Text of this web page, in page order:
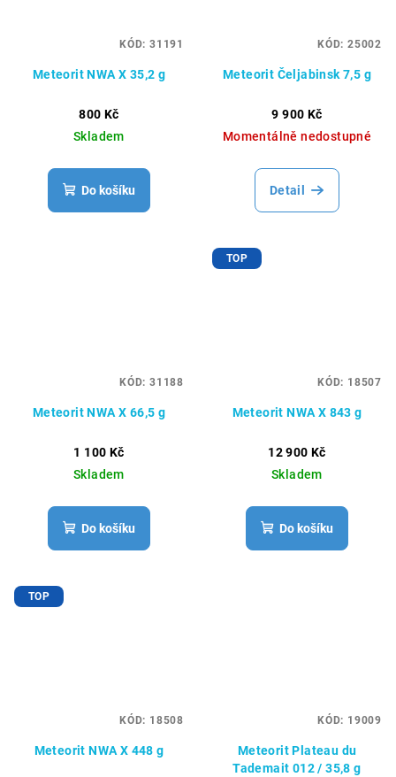
Meteorit NWA X 35,2 g
800 Kč
Skladem
Do košíku
KÓD:31191
Meteorit Čeljabinsk 7,5 g
9 900 Kč
Momentálně nedostupné
Detail
KÓD:25002
Meteorit NWA X 66,5 g
1 100 Kč
Skladem
Do košíku
KÓD:31188
TOP
Meteorit NWA X 843 g
12 900 Kč
Skladem
Do košíku
KÓD: 18507
TOP
Meteorit NWA X 448 g
KÓD: 18508
Meteorit Plateau du
Tademait 012 / 35,8 g
KÓD: 19009